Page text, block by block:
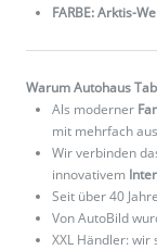
FARBE: Arktis-
Warum Autohaus
Als moderner
mit mehrfach
Wir verbinden
innovativem
Seit über 40
Von AutoBild
XXL Händler: